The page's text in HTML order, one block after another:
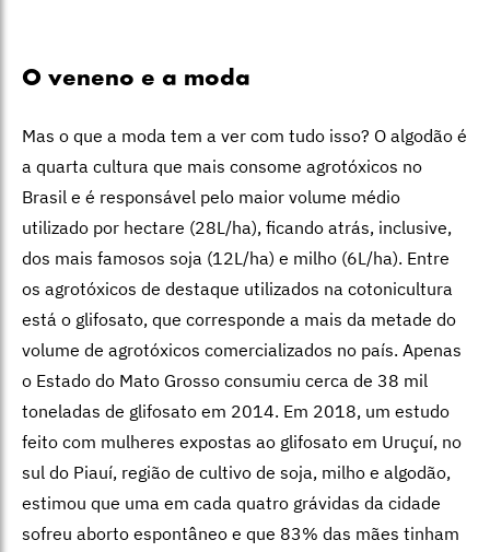
O veneno e a moda
Mas o que a moda tem a ver com tudo isso? O algodão é
a quarta cultura que mais consome agrotóxicos no
Brasil e é responsável pelo maior volume médio
utilizado por hectare (28L/ha), ficando atrás, inclusive,
dos mais famosos soja (12L/ha) e milho (6L/ha). Entre
os agrotóxicos de destaque utilizados na cotonicultura
está o glifosato, que corresponde a mais da metade do
volume de agrotóxicos comercializados no país. Apenas
o Estado do Mato Grosso consumiu cerca de 38 mil
toneladas de glifosato em 2014. Em 2018, um estudo
feito com mulheres expostas ao glifosato em Uruçuí, no
sul do Piauí, região de cultivo de soja, milho e algodão,
estimou que uma em cada quatro grávidas da cidade
sofreu aborto espontâneo e que 83% das mães tinham